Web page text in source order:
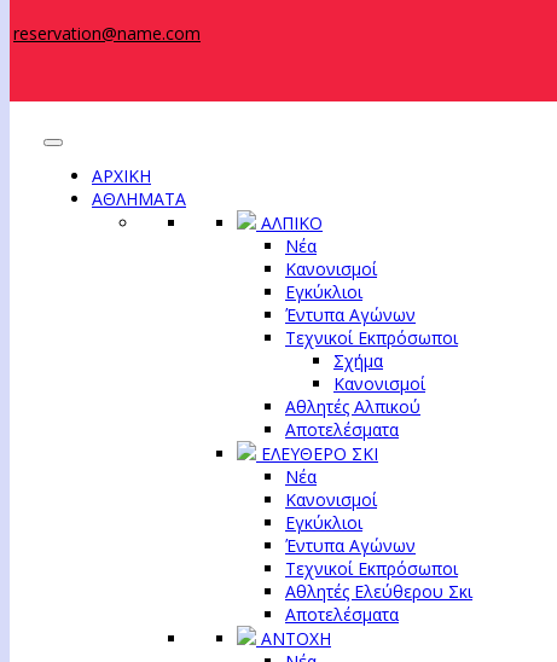
reservation@name.com
ΑΡΧΙΚΗ
ΑΘΛΗΜΑΤΑ
ΑΛΠΙΚΟ
Νέα
Κανονισμοί
Εγκύκλιοι
Έντυπα Αγώνων
Τεχνικοί Εκπρόσωποι
Σχήμα
Κανονισμοί
Αθλητές Αλπικού
Αποτελέσματα
ΕΛΕΥΘΕΡΟ ΣΚΙ
Νέα
Κανονισμοί
Εγκύκλιοι
Έντυπα Αγώνων
Τεχνικοί Εκπρόσωποι
Αθλητές Ελεύθερου Σκι
Αποτελέσματα
ΑΝΤΟΧΗ